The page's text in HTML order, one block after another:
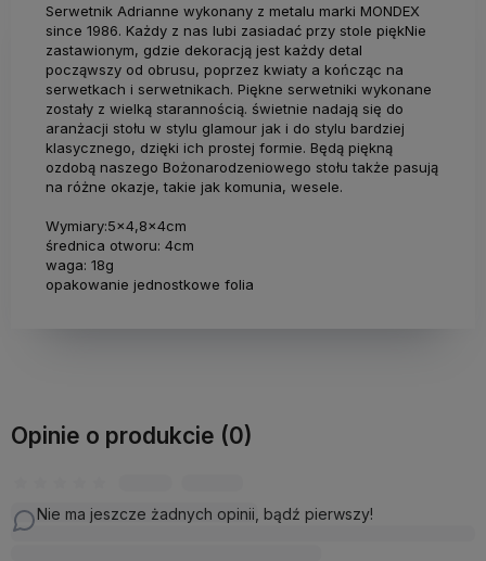
Serwetnik Adrianne wykonany z metalu marki MONDEX
since 1986. Każdy z nas lubi zasiadać przy stole piękNie
zastawionym, gdzie dekoracją jest każdy detal
począwszy od obrusu, poprzez kwiaty a kończąc na
serwetkach i serwetnikach. Piękne serwetniki wykonane
zostały z wielką starannością. świetnie nadają się do
aranżacji stołu w stylu glamour jak i do stylu bardziej
klasycznego, dzięki ich prostej formie. Będą piękną
ozdobą naszego Bożonarodzeniowego stołu także pasują
na różne okazje, takie jak komunia, wesele.
Wymiary:5x4,8x4cm
średnica otworu: 4cm
waga: 18g
opakowanie jednostkowe folia
Opinie o produkcie (0)
Nie ma jeszcze żadnych opinii, bądź pierwszy!